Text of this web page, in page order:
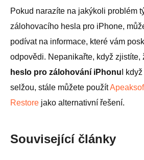
Pokud narazíte na jakýkoli problém
zálohovacího hesla pro iPhone,
podívat na informace, které vám
odpovědi. Nepanikařte, když zjistíte,
heslo pro zálohování iPhonu I
selžou, stále můžete použít
Restore jako alternativní řešení.
Související články